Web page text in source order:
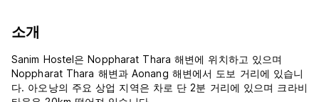
소개
Sanim Hostel은 Noppharat Thara 해변에 위치하고 있으며
Noppharat Thara 해변과 Aonang 해변에서 도보 거리에 있습니
다. 아오낭의 주요 상업 지역은 차로 단 2분 거리에 있으며 크라비